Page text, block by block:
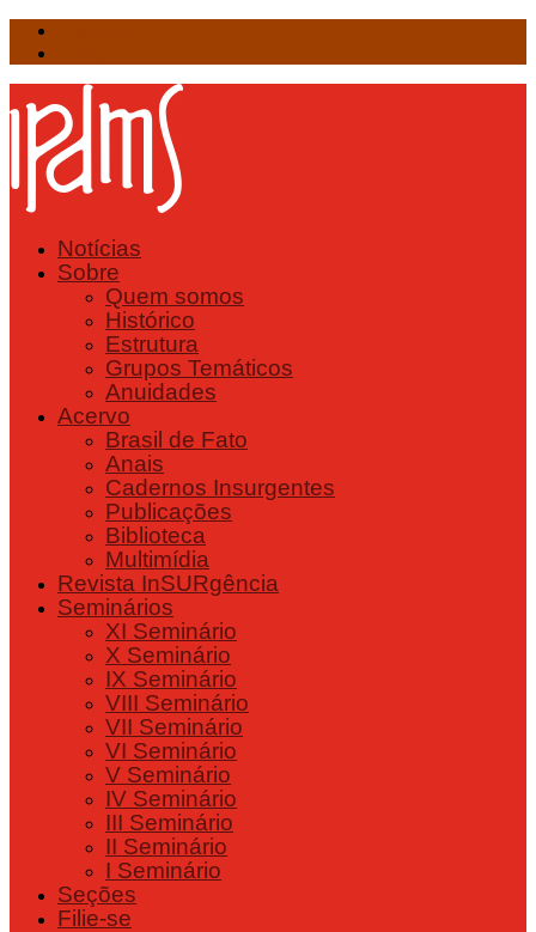
Notícias
Sobre
Quem somos
Histórico
Estrutura
Grupos Temáticos
Anuidades
Acervo
Brasil de Fato
Anais
Cadernos Insurgentes
Publicações
Biblioteca
Multimídia
Revista InSURgência
Seminários
XI Seminário
X Seminário
IX Seminário
VIII Seminário
VII Seminário
VI Seminário
V Seminário
IV Seminário
III Seminário
II Seminário
I Seminário
Seções
Filie-se